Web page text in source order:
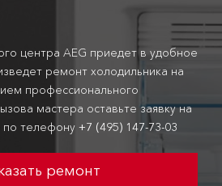
центра AEG приедет в удобное
ремонт холодильника на
профессионального
мастера оставьте заявку на
по телефону +7 (495) 147-73-03
ремонт